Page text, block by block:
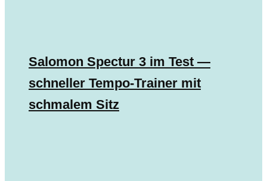
Salomon Spectur 3 im Test —
schneller Tempo-Trainer mit
schmalem Sitz